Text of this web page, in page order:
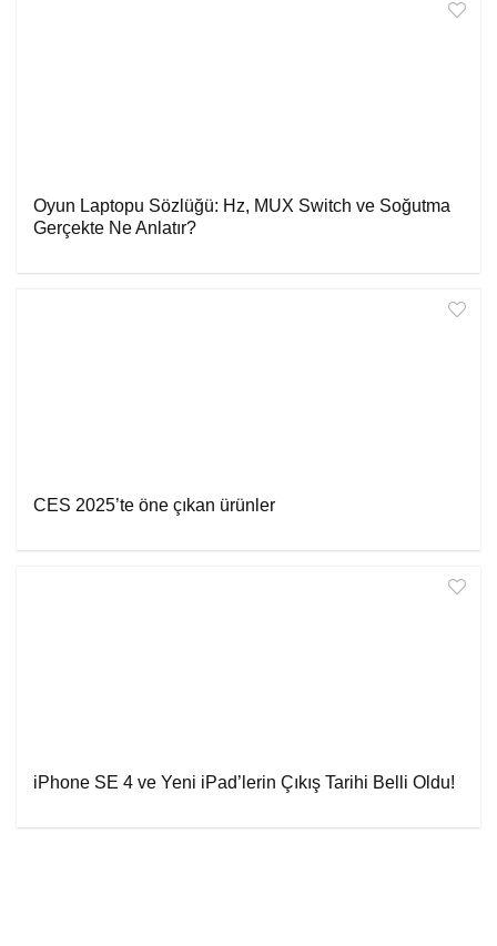
Oyun Laptopu Sözlüğü: Hz, MUX Switch ve Soğutma
Gerçekte Ne Anlatır?
CES 2025’te öne çıkan ürünler
iPhone SE 4 ve Yeni iPad’lerin Çıkış Tarihi Belli Oldu!